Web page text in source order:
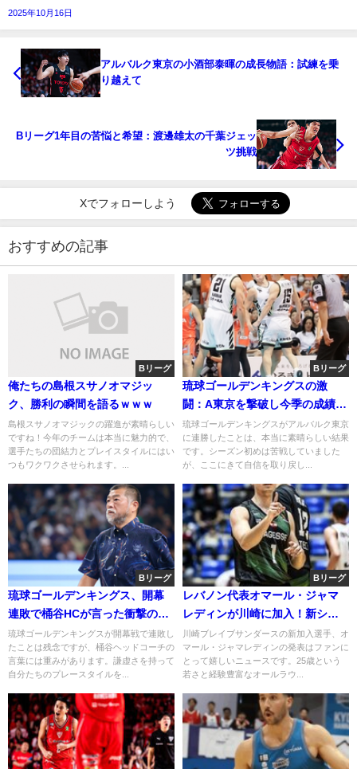
2025年10月16日
アルバルク東京の小酒部泰暉の成長物語：試練を乗
り越えて
Bリーグ1年目の苦悩と希望：渡邊雄太の千葉ジェッ
ツ挑戦
Xでフォローしよう
おすすめの記事
Bリーグ
俺たちの島根スサノオマジッ
ク、勝利の瞬間を語るｗｗｗ
島根スサノオマジックの躍進が素晴らしい
ですね！今年のチームは本当に魅力的で、
選手たちの団結力とプレイスタイルにはい
つもワクワクさせられます。...
Bリーグ
琉球ゴールデンキングスの激
闘：A東京を撃破し今季の成績を
イーブンに！
琉球ゴールデンキングスがアルバルク東京
に連勝したことは、本当に素晴らしい結果
です。シーズン初めは苦戦していました
が、ここにきて自信を取り戻し...
Bリーグ
琉球ゴールデンキングス、開幕
連敗で桶谷HCが言った衝撃の一
言ｗｗｗ
琉球ゴールデンキングスが開幕戦で連敗し
たことは残念ですが、桶谷ヘッドコーチの
言葉には重みがあります。謙虚さを持って
自分たちのプレースタイルを...
Bリーグ
レバノン代表オマール・ジャマ
レディンが川崎に加入！新シー
ズンの展望とチームへの影響
川崎ブレイブサンダースの新加入選手、オ
マール・ジャマレディンの発表はファンに
とって嬉しいニュースです。25歳という
若さと経験豊富なオールラウ...